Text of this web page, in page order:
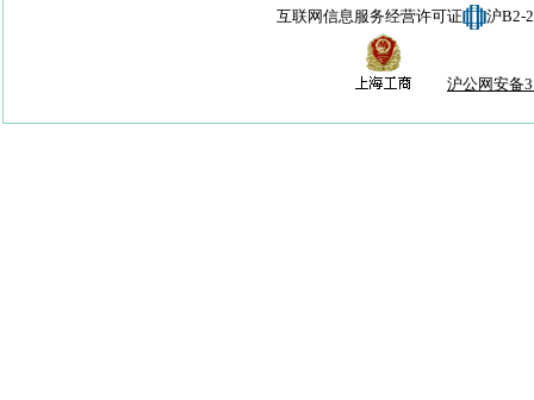
互联网信息服务经营许可证 沪B2-
沪公网安备